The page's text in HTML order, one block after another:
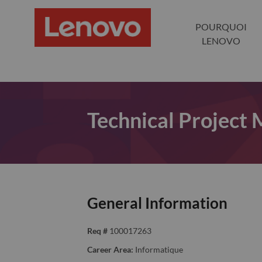
POURQUOI
LENOVO
Technical Project
General Information
Req # 100017263
Career Area: Informatique